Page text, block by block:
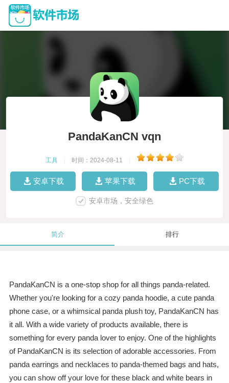
PandaKanCN vqn
工具 时间：2024-08-11
安卓下载 苹果下载 PC下载
安卓市场，安全绿色
简介 排行
PandaKanCN is a one-stop shop for all things panda-related.
Whether you're looking for a cozy panda hoodie, a cute panda
phone case, or a whimsical panda plush toy, PandaKanCN has
it all. With a wide variety of products available, there is
something for every panda lover to enjoy. One of the highlights
of PandaKanCN is its selection of adorable accessories. From
panda earrings and necklaces to panda-themed bags and hats,
you can show off your love for these black and white bears in